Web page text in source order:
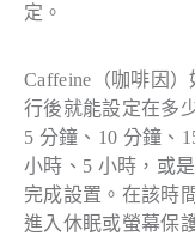
定。
Caffeine（咖啡因
行後就能設定在多
5 分鐘、10 分鐘、
小時、5 小時，或
完成設置。在該時
進入休眠或螢幕保